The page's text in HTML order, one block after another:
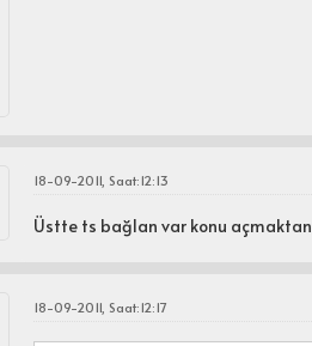
18-09-2011, Saat:12:13
Üstte ts bağlan var konu
18-09-2011, Saat:12:17